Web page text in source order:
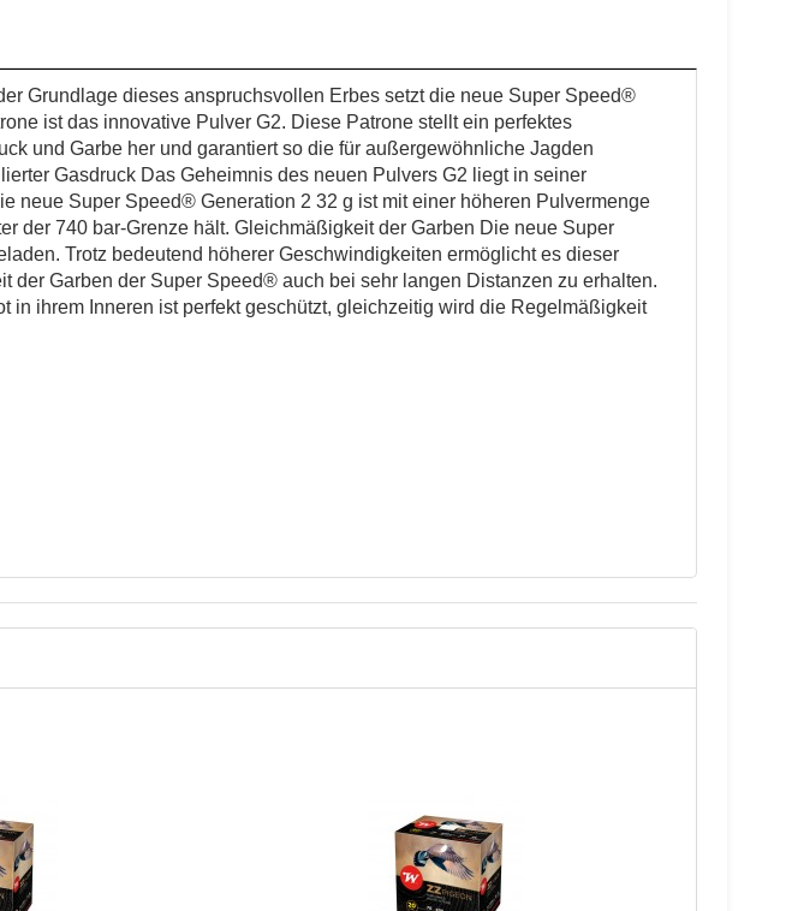
Grundlage dieses anspruchsvollen Erbes setzt die neue Super Speed®
ist das innovative Pulver G2. Diese Patrone stellt ein perfektes
und Garbe her und garantiert so die für außergewöhnliche Jagden
Gasdruck Das Geheimnis des neuen Pulvers G2 liegt in seiner
neue Super Speed®Generation 2 32 g ist mit einer höheren Pulvermenge
der 740 bar-Grenze hält. Gleichmäßigkeit der Garben Die neue Super
Trotz bedeutend höherer Geschwindigkeiten ermöglicht es dieser
Garben der Super Speed® auch bei sehr langen Distanzen zu erhalten.
ihrem Inneren ist perfekt geschützt, gleichzeitig wird die Regelmäßigkeit